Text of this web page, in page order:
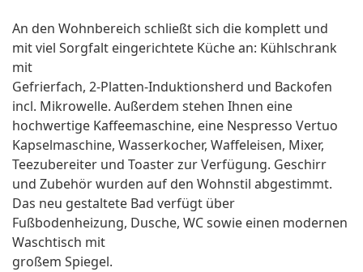
An den Wohnbereich schließt sich die komplett und
mit viel Sorgfalt eingerichtete Küche an: Kühlschrank
mit
Gefrierfach, 2-Platten-Induktionsherd und Backofen
incl. Mikrowelle. Außerdem stehen Ihnen eine
hochwertige Kaffeemaschine, eine Nespresso Vertuo
Kapselmaschine, Wasserkocher, Waffeleisen, Mixer,
Teezubereiter und Toaster zur Verfügung. Geschirr
und Zubehör wurden auf den Wohnstil abgestimmt.
Das neu gestaltete Bad verfügt über
Fußbodenheizung, Dusche, WC sowie einen modernen
Waschtisch mit
großem Spiegel.